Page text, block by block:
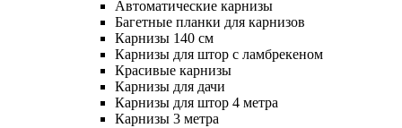
Автоматические карнизы
Багетные планки для карнизов
Карнизы 140 см
Карнизы для штор с ламбрекеном
Красивые карнизы
Карнизы для дачи
Карнизы для штор 4 метра
Карнизы 3 метра